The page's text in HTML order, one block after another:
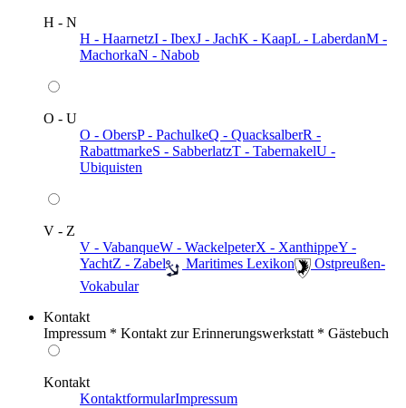
H - N
H - HaarnetzI - IbexJ - JachK - KaapL - LaberdanM -
MachorkaN - Nabob
O - U
O - ObersP - PachulkeQ - QuacksalberR -
RabattmarkeS - SabberlatzT - TabernakelU -
Ubiquisten
V - Z
V - VabanqueW - WackelpeterX - XanthippeY -
YachtZ - Zabel ️ Maritimes Lexikon
️ Ostpreußen-
Vokabular
Kontakt
Impressum * Kontakt zur Erinnerungswerkstatt * Gästebuch
Kontakt
KontaktformularImpressum